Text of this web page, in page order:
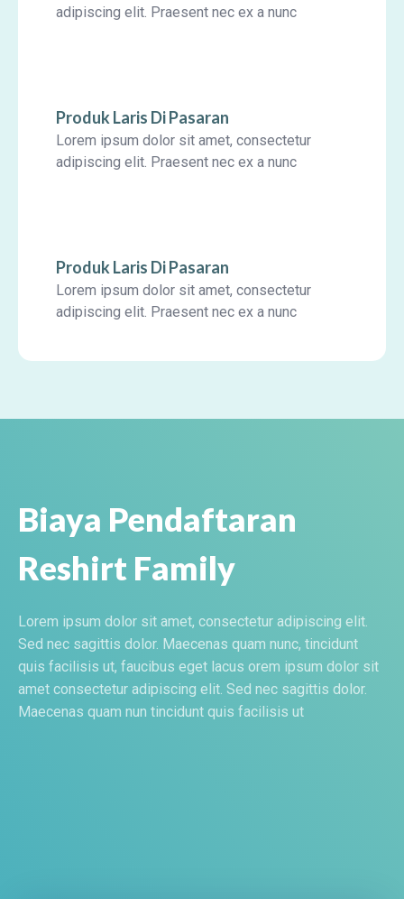
adipiscing elit. Praesent nec ex a nunc
Produk Laris Di Pasaran
Lorem ipsum dolor sit amet, consectetur
adipiscing elit. Praesent nec ex a nunc
Produk Laris Di Pasaran
Lorem ipsum dolor sit amet, consectetur
adipiscing elit. Praesent nec ex a nunc
Biaya Pendaftaran
Reshirt Family
Lorem ipsum dolor sit amet, consectetur adipiscing elit.
Sed nec sagittis dolor. Maecenas quam nunc, tincidunt
quis facilisis ut, faucibus eget lacus orem ipsum dolor sit
amet consectetur adipiscing elit. Sed nec sagittis dolor.
Maecenas quam nun tincidunt quis facilisis ut